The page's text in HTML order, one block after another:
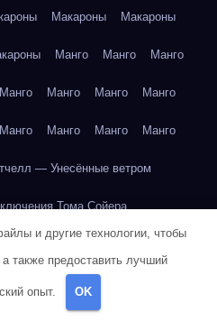
Макароны Макароны
Манго Манго Манго
Манго Манго Манго Манго
Манго Манго Манго Манго
— Унесённые ветром
Тома Сойера
Тома Сойера
и другие технологии, чтобы
также предоставить лучший
опыт. OK